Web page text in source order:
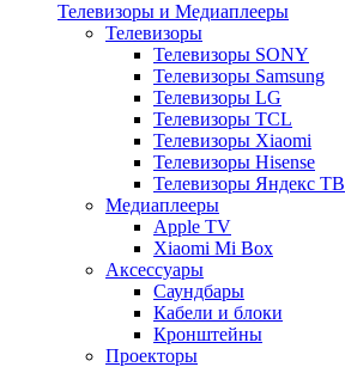
Телевизоры и Медиаплееры
Телевизоры
Телевизоры SONY
Телевизоры Samsung
Телевизоры LG
Телевизоры TCL
Телевизоры Xiaomi
Телевизоры Hisense
Телевизоры Яндекс ТВ
Медиаплееры
Apple TV
Xiaomi Mi Box
Аксессуары
Саундбары
Кабели и блоки
Кронштейны
Проекторы